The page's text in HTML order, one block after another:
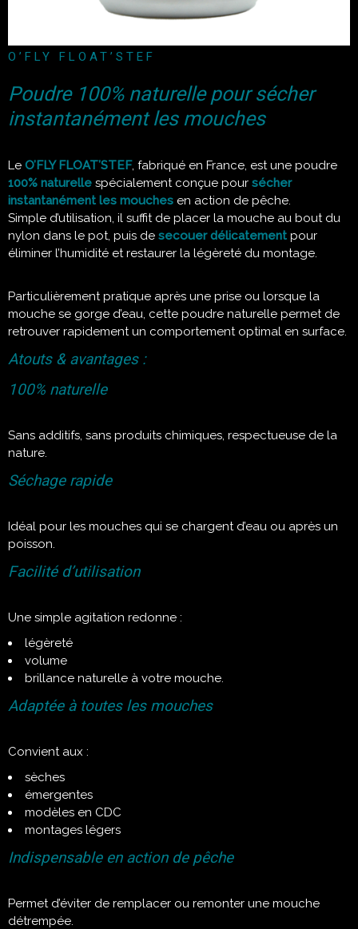
O’FLY FLOAT’STEF
Poudre 100% naturelle pour sécher
instantanément les mouches
Le O’FLY FLOAT’STEF, fabriqué en France, est une poudre
100% naturelle spécialement conçue pour sécher
instantanément les mouches en action de pêche.
Simple d’utilisation, il suffit de placer la mouche au bout du
nylon dans le pot, puis de secouer délicatement pour
éliminer l’humidité et restaurer la légèreté du montage.
Particulièrement pratique après une prise ou lorsque la
mouche se gorge d’eau, cette poudre naturelle permet de
retrouver rapidement un comportement optimal en surface.
Atouts & avantages :
100% naturelle
Sans additifs, sans produits chimiques, respectueuse de la
nature.
Séchage rapide
Idéal pour les mouches qui se chargent d’eau ou après un
poisson.
Facilité d’utilisation
Une simple agitation redonne :
légèreté
volume
brillance naturelle à votre mouche.
Adaptée à toutes les mouches
Convient aux :
sèches
émergentes
modèles en CDC
montages légers
Indispensable en action de pêche
Permet d’éviter de remplacer ou remonter une mouche
détrempée.